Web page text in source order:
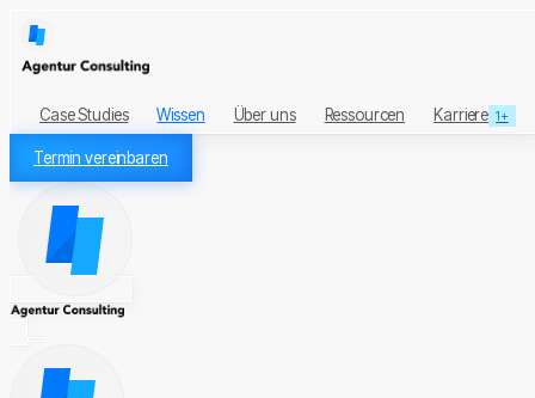
Case Studies Wissen Über uns Ressourcen Karriere 1+
Termin vereinbaren